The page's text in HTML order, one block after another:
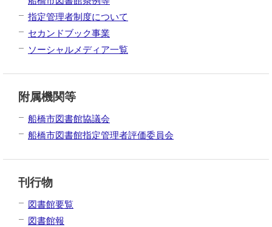
指定管理者制度について
セカンドブック事業
ソーシャルメディア一覧
附属機関等
船橋市図書館協議会
船橋市図書館指定管理者評価委員会
刊行物
図書館要覧
図書館報